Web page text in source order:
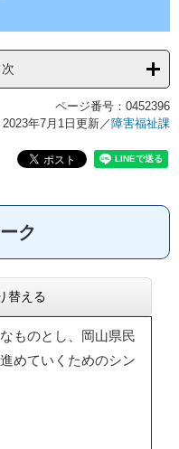
ページ番号：0452396
2023年7月1日更新／ 障害福祉課
ク
替える
ものとし、岡山県民
めていくためのシン